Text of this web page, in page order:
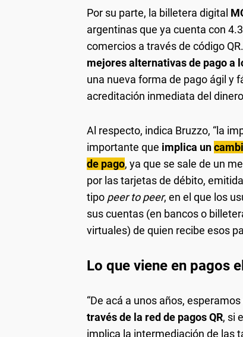
Por su parte, la billetera digital
argentinas que ya cuenta con
comercios a través de código
mejores alternativas de pago a
una nueva forma de pago ágil y
acreditación inmediata del
Al respecto, indica Bruzzo, “la
importante que implica un
de pago, ya que se sale de un
por las tarjetas de débito,
tipo peer to peer, en el que los
sus cuentas (en bancos o
virtuales) de quien recibe esos
Lo que viene en pagos
“De acá a unos años, esperamos
través de la red de pagos QR, si
implica la intermediación de las